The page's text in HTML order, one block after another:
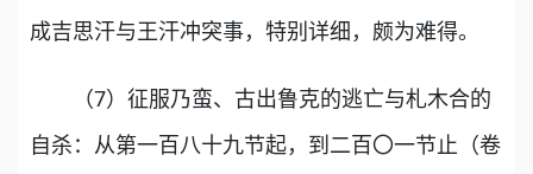
成吉思汗与王汗冲突事，特别详细，颇为难得。
（7）征服乃蛮、古出鲁克的逃亡与札木合的
自杀：从第一百八十九节起，到二百〇一节止（卷